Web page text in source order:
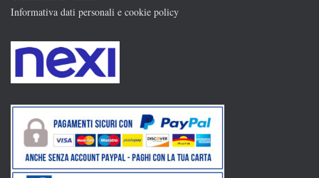
Informativa dati personali e cookie policy